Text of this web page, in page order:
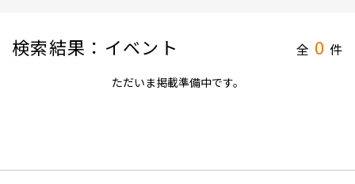
検索結果：イベント 全 0 件
ただいま掲載準備中です。